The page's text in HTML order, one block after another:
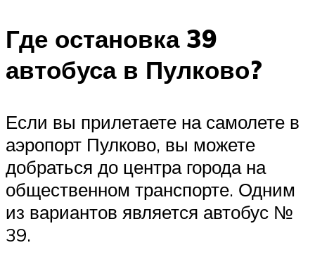
Где остановка 39
автобуса в Пулково?
Если вы прилетаете на самолете в
аэропорт Пулково, вы можете
добраться до центра города на
общественном транспорте. Одним
из вариантов является автобус №
39.